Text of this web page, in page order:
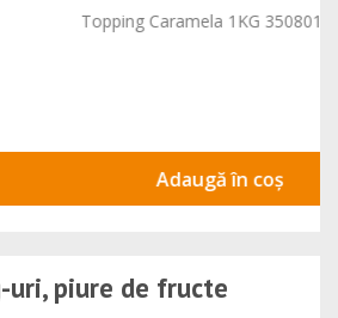
1KG 350801 LGL
uri, piure de fructe